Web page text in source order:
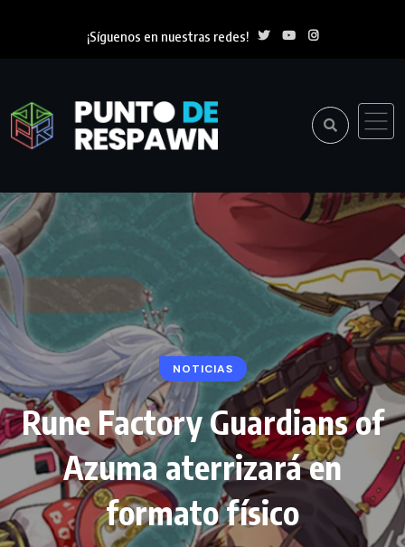
¡Síguenos en nuestras redes!
NOTICIAS
Rune Factory Guardians of
Azuma aterrizará en
formato físico